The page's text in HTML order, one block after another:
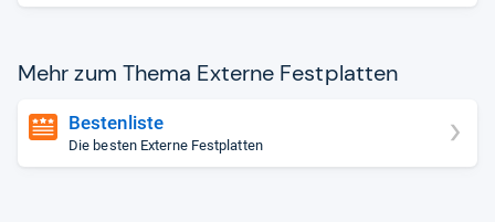
Mehr zum Thema Externe Fest­plat­ten
Bestenliste
Die besten Externe Festplatten